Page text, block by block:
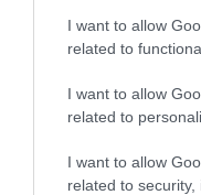
I want to allow
related to
I want to allow
related to
I want to allow
related to